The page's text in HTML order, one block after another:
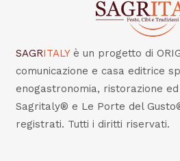
SAGRITALY è un progetto di
comunicazione e casa editrice
enogastronomia, ristorazione
Sagritaly® e Le Porte del
registrati. Tutti i diritti riservati.